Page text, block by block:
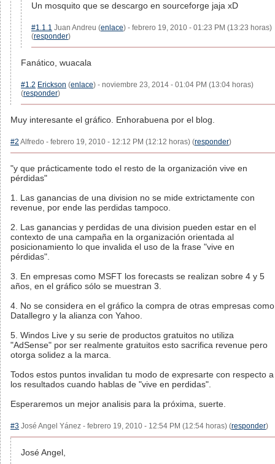
Un mosquito que se descargo en sourceforge jaja xD
#1.1.1 Juan Andreu (enlace) - febrero 19, 2010 - 01:23 PM (13:23 horas)
(responder)
Fanático, wuacala
#1.2 Erickson (enlace) - noviembre 23, 2014 - 01:04 PM (13:04 horas)
(responder)
Muy interesante el gráfico. Enhorabuena por el blog.
#2 Alfredo - febrero 19, 2010 - 12:12 PM (12:12 horas) (responder)
"y que prácticamente todo el resto de la organización vive en
pérdidas"
1. Las ganancias de una division no se mide extrictamente con
revenue, por ende las perdidas tampoco.
2. Las ganancias y perdidas de una division pueden estar en el
contexto de una campaña en la organización orientada al
posicionamiento lo que invalida el uso de la frase "vive en
pérdidas".
3. En empresas como MSFT los forecasts se realizan sobre 4 y 5
años, en el gráfico sólo se muestran 3.
4. No se considera en el gráfico la compra de otras empresas como
Datallegro y la alianza con Yahoo.
5. Windos Live y su serie de productos gratuitos no utiliza
"AdSense" por ser realmente gratuitos esto sacrifica revenue pero
otorga solidez a la marca.
Todos estos puntos invalidan tu modo de expresarte con respecto a
los resultados cuando hablas de "vive en perdidas".
Esperaremos un mejor analisis para la próxima, suerte.
#3 José Angel Yánez - febrero 19, 2010 - 12:54 PM (12:54 horas) (responder)
José Angel,